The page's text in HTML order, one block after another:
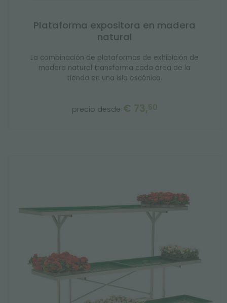
Plataforma expositora en madera
natural
La combinación de plataformas de exhibición de
madera natural transforma cada área de la
tienda en una isla escénica.
precio desde € 73,50